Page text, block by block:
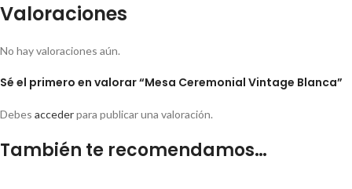
Valoraciones
No hay valoraciones aún.
Sé el primero en valorar “Mesa Ceremonial Vintage Blanca”
Debes accederpara publicar una valoración.
También te recomendamos…